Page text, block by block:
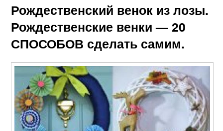
Рождественский венок из лозы.
Рождественские венки — 20
СПОСОБОВ сделать самим.